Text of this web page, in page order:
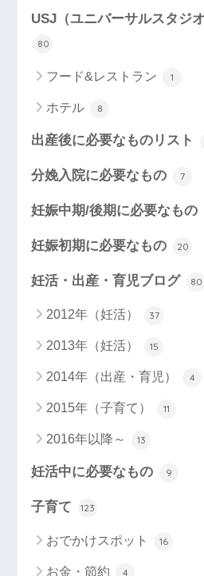
USJ（ユニバーサルスタジ
80
フード&レストラン 1
ホテル 8
出産後に必要なものリスト
分娩入院に必要なもの 7
妊娠中期/後期に必要なもの
妊娠初期に必要なもの 20
妊活・出産・育児ブログ 80
2012年（妊活） 37
2013年（妊活） 15
2014年（出産・育児） 4
2015年（子育て） 11
2016年以降～ 13
妊活中に必要なもの 9
子育て 123
おでかけスポット 16
お金・節約 4